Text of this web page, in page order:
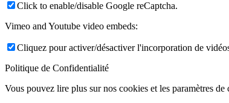
Click to enable/disable Google reCaptcha.
Vimeo and Youtube video embeds:
Cliquez pour activer/désactiver l'incorporation de
Politique de Confidentialité
Vous pouvez lire plus sur nos cookies et les paramètres